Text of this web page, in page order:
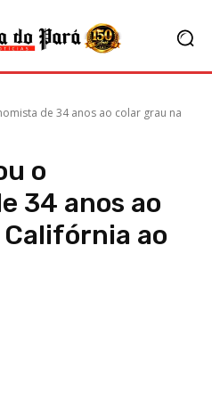
de 34 anos ao colar grau na
o
34 anos ao
ao